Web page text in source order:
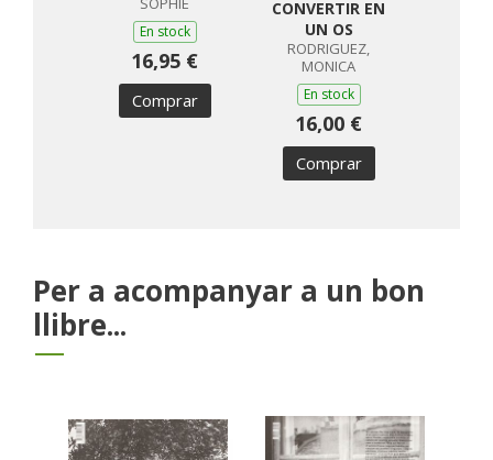
En stock
16,95 €
Comprar
CONVERTIR EN
UN OS
RODRIGUEZ,
MONICA
En stock
16,00 €
Comprar
Per a acompanyar a un bon
llibre...